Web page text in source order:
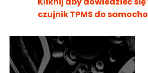
czujnik TPMS do